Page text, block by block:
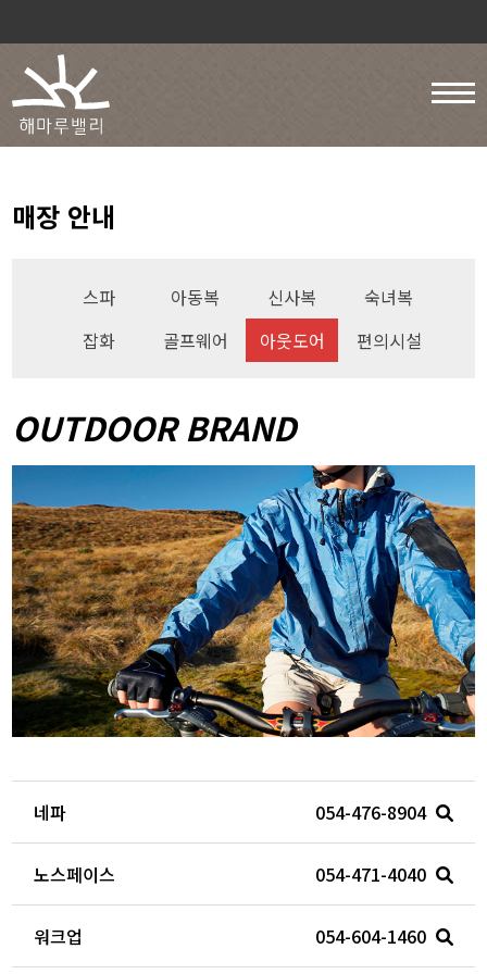
매장 안내
스파 아동복 신사복
숙녀복
잡화
골프웨어 아웃도어 편의시설
OUTDOOR BRAND
네파 054-476-8904
노스페이스 054-471-4040
워크업 054-604-1460